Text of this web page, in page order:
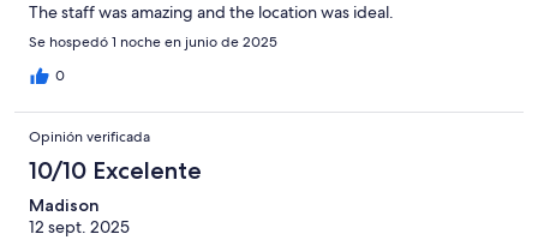
The staff was amazing and the location was ideal.
Se hospedó 1 noche en junio de 2025
0
Opinión verificada
10/10 Excelente
Madison
12 sept. 2025